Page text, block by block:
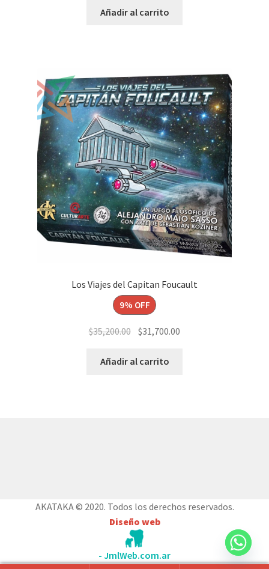
Añadir al carrito
Los Viajes del Capitan Foucault
9% OFF
$35,200.00 El
original
$31,700.00
Añadir al carrito
AKATAKA © 2020. Todos los derechos reservados.
Diseño web
- JmlWeb.com.ar